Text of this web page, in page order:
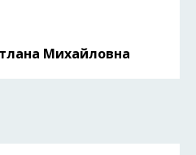
Михайловна